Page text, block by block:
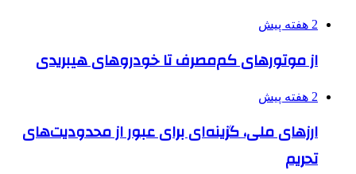
2 هفته پیش
از موتورهای کم‌مصرف تا خودروهای هیبریدی
2 هفته پیش
ارزهای ملی، گزینه‌ای برای عبور از محدودیت‌های
تحریم